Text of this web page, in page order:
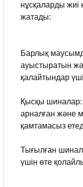
нұсқаларды
жатады:
Барлық
ауыстыратын
қалайтындар
Қысқы шиналар:
арналған және
қамтамасыз
Тығылған
үшін өте